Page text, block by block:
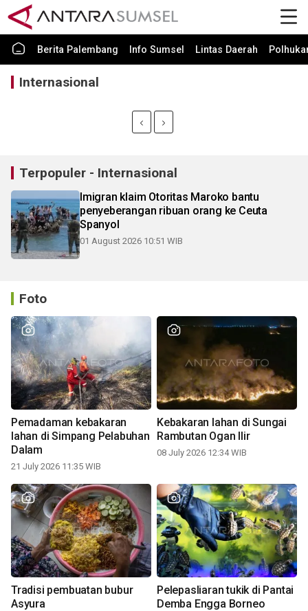
Berita Palembang Info Sumsel Lintas Daerah
Internasional
Terpopuler - Internasional
Imigran klaim Otoritas Maroko bantu
penyeberangan ribuan orang ke Ceuta
Spanyol
01 August 2026 10:51 WIB
Foto
Pemadaman kebakaran
lahan di Simpang Pelabuhan
Dalam
21 July 2026 11:35 WIB
Kebakaran lahan di Sungai
Rambutan Ogan Ilir
08 July 2026 12:34 WIB
Tradisi pembuatan bubur
Asyura
Pelepasliaran tukik di Pantai
Demba Engga Borneo